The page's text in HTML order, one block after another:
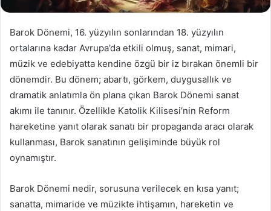
Barok Dönemi, 16. yüzyılın sonlarından 18. yüzyılın
ortalarına kadar Avrupa’da etkili olmuş, sanat, mimari,
müzik ve edebiyatta kendine özgü bir iz bırakan önemli bir
dönemdir. Bu dönem; abartı, görkem, duygusallık ve
dramatik anlatımla ön plana çıkan Barok Dönemi sanat
akımı ile tanınır. Özellikle Katolik Kilisesi’nin Reform
hareketine yanıt olarak sanatı bir propaganda aracı olarak
kullanması, Barok sanatının gelişiminde büyük rol
oynamıştır.
Barok Dönemi nedir, sorusuna verilecek en kısa yanıt;
sanatta, mimaride ve müzikte ihtişamın, hareketin ve